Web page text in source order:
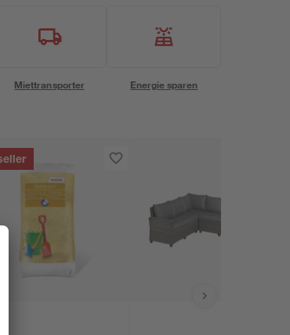
Miettransporter Energie sparen